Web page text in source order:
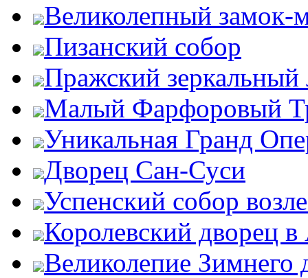
Великолепный
Пизанский собор
Пражский зеркальный
Малый Фарфоровый
Уникальная Гранд
Дворец Сан-Суси
Успенский собор
Королевский дворец
Великолепие